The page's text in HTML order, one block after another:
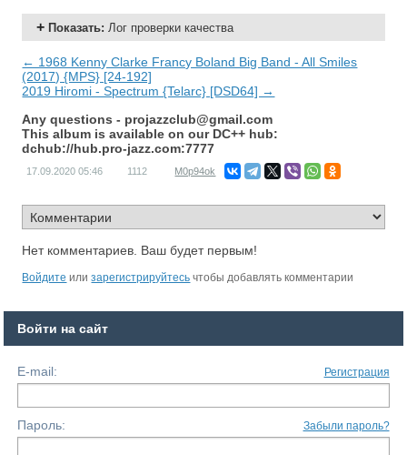
Показать:Лог проверки качества
← 1968 Kenny Clarke Francy Boland Big Band - All Smiles
(2017) {MPS} [24-192]
2019 Hiromi - Spectrum {Telarc} [DSD64] →
Any questions - projazzclub@gmail.com
This album is available on our DC++ hub:
dchub://hub.pro-jazz.com:7777
17.09.2020 05:46 1112 M0p94ok
Нет комментариев. Ваш будет первым!
Войдите илизарегистрируйтесь чтобы добавлять комментарии
Войти на сайт
E-mail: Регистрация
Пароль: Забыли пароль?